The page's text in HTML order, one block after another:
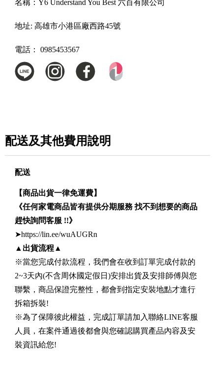
名稱： Y6 Understand You Best 六百有限公司
地址: 高雄市小港區廠西路45號
電話： 0985453567
配送及其他費用說明
配送
【商品出貨一律免運費】
《任何家電商品皆有提供分期服務 找不到想要的商品
趕快詢問客服 !!》
➤https://lin.ee/wuAUGRn
▲ 出貨流程 ▲
※當您完成付款流程，我們會在收到訂單完成付款的
2~3天內(不含周休國定假日)安排出貨及安排師傅與您
聯繫，商品保證完整性，都會到指定安裝地點才進行
拆箱拆裝!
※為了保障彼此權益，完成訂單請加入聯絡LINE客服
人員，在案件通過後都會與您確認購買產品內容及安
裝資訊給您!